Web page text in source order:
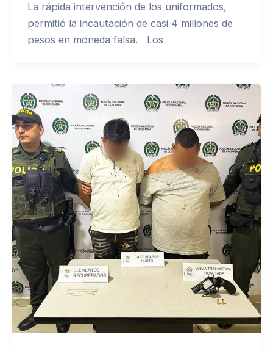
La rápida intervención de los uniformados,
permitió la incautación de casi 4 millones de
pesos en moneda falsa. Los